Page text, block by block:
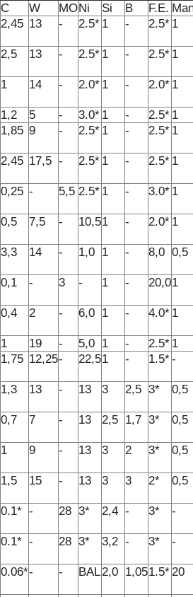
C W MONi Si B F.E.
2,45 13 - 2.5* 1 - 2.5* 1
2,5 13 - 2.5* 1 - 2.5* 1
1 14 - 2.0* 1 - 2.0* 1
1,2 5 - 3.0* 1 - 2.5* 1
1,85 9 - 2.5* 1 - 2.5* 1
2,45 17,5 - 2.5* 1 - 2.5* 1
0,25 - 5,5 2.5* 1 - 3.0* 1
0,5 7,5 - 10,51 - 2.0* 1
3,3 14 - 1,0 1 - 8,0 0,5
0,1 - 3 - 1 - 20,01
0,4 2 - 6,0 1 - 4.0* 1
1 19 - 5,0 1 - 2.5* 1
1,75 12,25- 22,51 - 1.5*-
1,3 13 - 13 3 2,5 3* 0,5
0,7 7 - 13 2,5 1,7 3* 0,5
1 9 - 13 3 2 3* 0,5
1,5 15 - 13 3 3 2* 0,5
0.1* - 28 3* 2,4 - 3* -
0.1* - 28 3* 3,2 - 3* -
0.06*- - BAL2,0 1,051.5*20